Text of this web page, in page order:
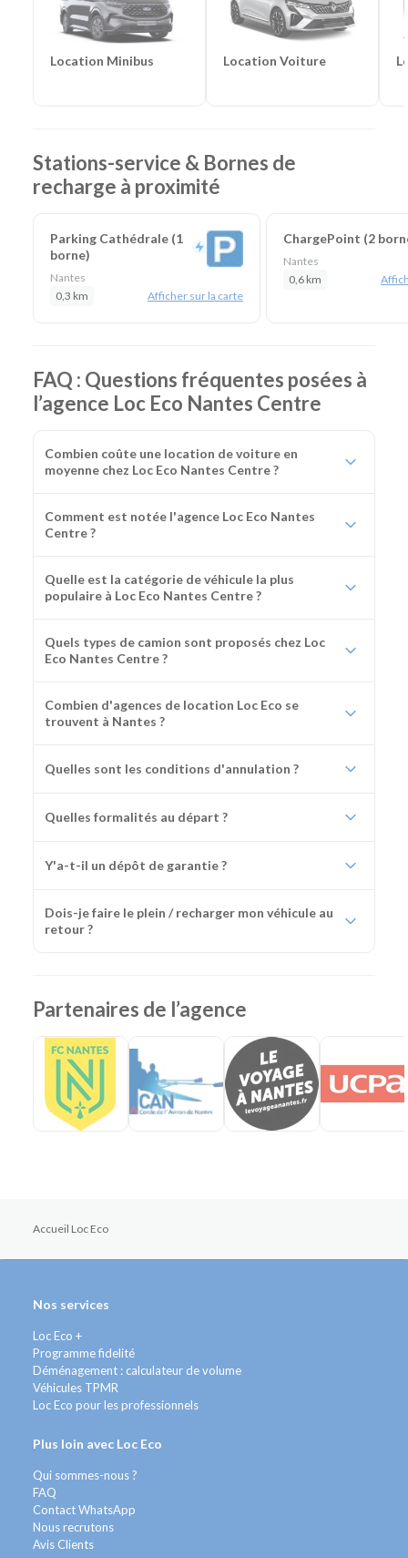
Catégories de vélos :
Vélos cargo longtail
Location Minibus Location Voiture
Stations-service & Bornes de
recharge à proximité
Parking Cathédrale (1
borne)
Nantes
0,3 km
Afficher sur la carte
ChargePoint (2
Nantes
0,6 km
FAQ : Questions fréquentes posées à
l’agence Loc Eco Nantes Centre
Combien coûte une location de voiture en
moyenne chez Loc Eco Nantes Centre ?
Comment est notée l'agence Loc Eco Nantes
Centre ?
Quelle est la catégorie de véhicule la plus
populaire à Loc Eco Nantes Centre ?
Quels types de camion sont proposés chez Loc
Eco Nantes Centre ?
Combien d'agences de location Loc Eco se
trouvent à Nantes ?
Quelles sont les conditions d'annulation ?
Quelles formalités au départ ?
Y'a-t-il un dépôt de garantie ?
Dois-je faire le plein / recharger mon véhicule au
retour ?
Partenaires de l’agence
Accueil Loc Eco
Nos services
Loc Eco +
Programme fidelité
Déménagement : calculateur de volume
Véhicules TPMR
Loc Eco pour les professionnels
Plus loin avec Loc Eco
Qui sommes-nous ?
FAQ
Contact WhatsApp
Nous recrutons
Avis Clients